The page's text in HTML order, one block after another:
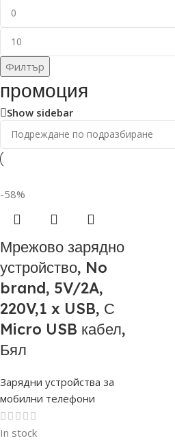
Филтър
промоция
Show sidebar
-58%
Мрежово зарядно
устройство, No
brand, 5V/2A,
220V,1 x USB, С
Micro USB кабел,
Бял
Зарядни устройства за
мобилни телефони
In stock